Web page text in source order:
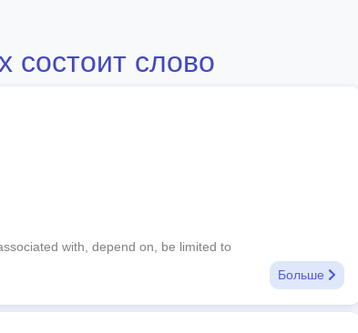
состоит слово
with, depend on, be limited to
Больше